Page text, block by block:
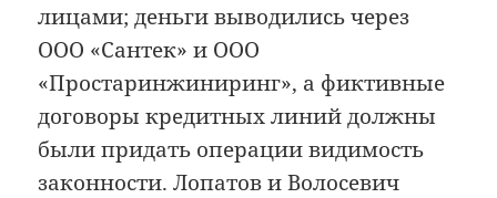
лицами; деньги выводились через
ООО «Сантек» и ООО
«Простаринжиниринг», а фиктивные
договоры кредитных линий должны
были придать операции видимость
законности. Лопатов и Волосевич